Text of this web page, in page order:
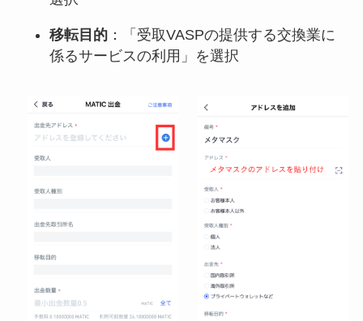
移転目的：「受取VASPの提供する交換業に
係るサービスの利用」を選択